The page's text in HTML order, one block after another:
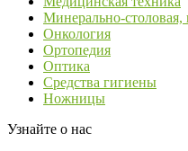
Минерально-столовая,
Онкология
Ортопедия
Оптика
Средства гигиены
Ножницы
Узнайте о нас